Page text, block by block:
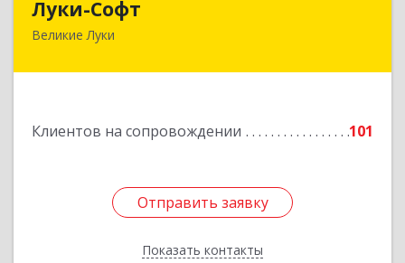
Луки-Софт
Великие Луки
Клиентов на сопровождении 101
Отправить заявку
Показать контакты
182113, Псковская обл, Великие Луки г,
Отправить заявку
Назад